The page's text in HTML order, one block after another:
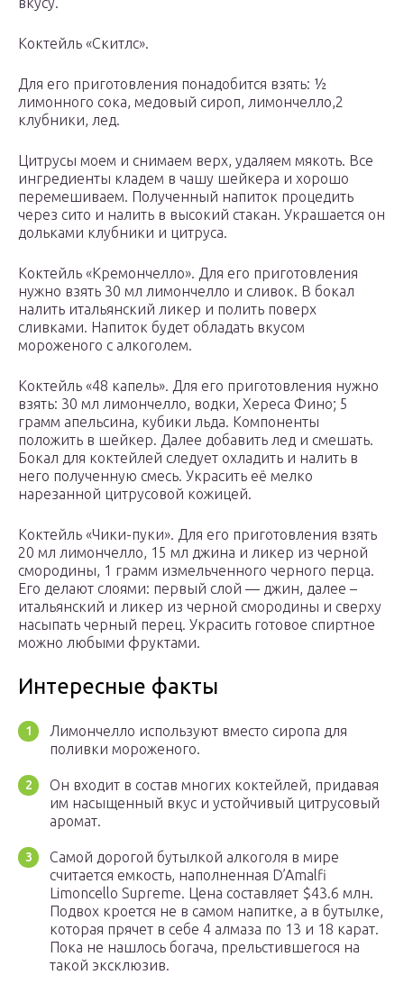
Коктейль «Скитлс».
Для его приготовления понадобится взять: ½
лимонного сока, медовый сироп, лимончелло,2
клубники, лед.
Цитрусы моем и снимаем верх, удаляем мякоть. Все
ингредиенты кладем в чашу шейкера и хорошо
перемешиваем. Полученный напиток процедить
через сито и налить в высокий стакан. Украшается он
дольками клубники и цитруса.
Коктейль «Кремончелло». Для его приготовления
нужно взять 30 мл лимончелло и сливок. В бокал
налить итальянский ликер и полить поверх
сливками. Напиток будет обладать вкусом
мороженого с алкоголем.
Коктейль «48 капель». Для его приготовления нужно
взять: 30 мл лимончелло, водки, Хереса Фино; 5
грамм апельсина, кубики льда. Компоненты
положить в шейкер. Далее добавить лед и смешать.
Бокал для коктейлей следует охладить и налить в
него полученную смесь. Украсить её мелко
нарезанной цитрусовой кожицей.
Коктейль «Чики-пуки». Для его приготовления взять
20 мл лимончелло, 15 мл джина и ликер из черной
смородины, 1 грамм измельченного черного перца.
Его делают слоями: первый слой — джин, далее –
итальянский и ликер из черной смородины и сверху
насыпать черный перец. Украсить готовое спиртное
можно любыми фруктами.
Интересные факты
Лимончелло используют вместо сиропа для
поливки мороженого.
Он входит в состав многих коктейлей, придавая
им насыщенный вкус и устойчивый цитрусовый
аромат.
Самой дорогой бутылкой алкоголя в мире
считается емкость, наполненная D’Amalfi
Limoncello Supreme. Цена составляет $43.6 млн.
Подвох кроется не в самом напитке, а в бутылке,
которая прячет в себе 4 алмаза по 13 и 18 карат.
Пока не нашлось богача, прельстившегося на
такой эксклюзив.